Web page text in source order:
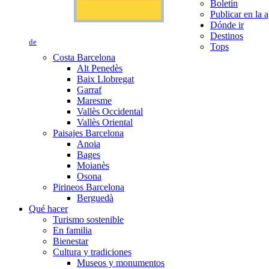
de
Boletín
Publicar en la
Dónde ir
Destinos
Tops
Costa Barcelona
Alt Penedès
Baix Llobregat
Garraf
Maresme
Vallès Occidental
Vallès Oriental
Paisajes Barcelona
Anoia
Bages
Moianès
Osona
Pirineos Barcelona
Berguedà
Qué hacer
Turismo sostenible
En familia
Bienestar
Cultura y tradiciones
Museos y monumentos